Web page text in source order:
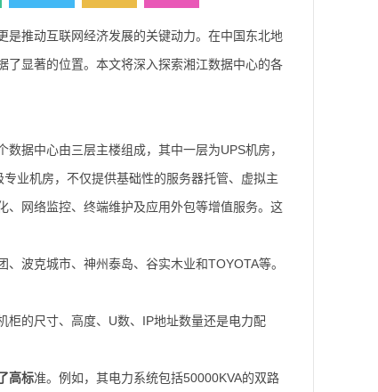
推动互联网经济发展的关键动力。在中国东北地
了显著的位置。本文将深入探索湘江数据中心的各
据中心由三层主楼组成，其中一层为UPS机房，
业机房，不仅提供基础性的服务器托管、虚拟主
、网络监控、终端维护及应用外包等增值服务。这
波克城市、神州泰岛、谷实木业和TOYOTA等。
的尺寸、高度、U数、IP地址数量还是电力配
高标准。例如，其电力系统包括50000KVA的双路